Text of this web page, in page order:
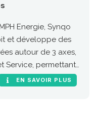
Energie, Synqo
et développe des
autour de 3 axes,
Service, permettant
l’industrie et de la
EN SAVOIR PLUS